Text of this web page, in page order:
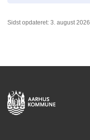
Sidst opdateret: 3. august 2026